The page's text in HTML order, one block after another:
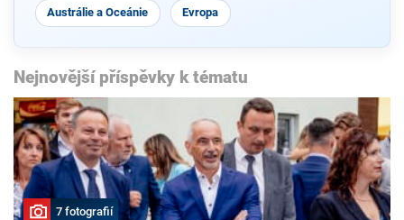
Austrálie a Oceánie Evropa
Nejnovější příspěvky k tématu
7 fotografií